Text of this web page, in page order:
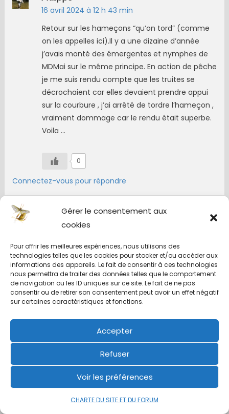
Gérer le consentement aux
cookies
Pour offrir les meilleures expériences, nous utilisons des
technologies telles que les cookies pour stocker et/ou accéder aux
informations des appareils. Le fait de consentir à ces technologies
nous permettra de traiter des données telles que le comportement
de navigation ou les ID uniques sur ce site. Le fait de ne pas
consentir ou de retirer son consentement peut avoir un effet négatif
sur certaines caractéristiques et fonctions.
Accepter
Refuser
Voir les préférences
CHARTE DU SITE ET DU FORUM
16 avril 2024 à 12 h 43 min
Retour sur les hameçons “qu’on tord” (comme
on les appelles ici).Il y a une dizaine d’année
j’avais monté des émergentes et nymphes de
MDMai sur le même principe. En action de pêche
je me suis rendu compte que les truites se
décrochaient car elles devaient prendre appui
sur la courbure , j’ai arrêté de tordre l’hameçon ,
vraiment dommage car le rendu était superbe.
Voila …
0
Connectez-vous pour répondre
Pierrotlepecheur
Ta remarque est pertinente.
En fait, lorsque j’ai modifié ces hameçons, je
me suis effectivement interrogé à ce sujet et
je pense qu’il est surtout important de faire ce
cintrage en prenant bien garde à ne pas
“DAIICHI 1770”, que je n’ai pas trouvé à l’époque
en taille 16.
Et d’autre part, le cintrage est très léger.
Enfin, je pense qu’il faut surtout utiliser des
hameçons série longue pour que ce cintrage
l’hameçon.